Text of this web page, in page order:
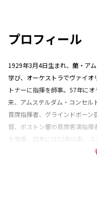
プロフィール
1929年3月4日生まれ、蘭・ア
学び、オーケストラでヴァイ
トナーに指揮を師事。57年に
来、アムステルダム・コンセル
首席指揮者、グラインドボー
督、ボストン響の首席客演指
を受賞。日本には62年以来、
ィル、ロイヤルオペラ、ウィ